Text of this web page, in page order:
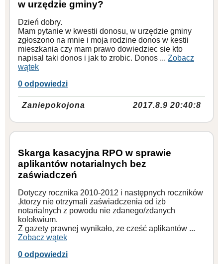
w urzędzie gminy?
Dzień dobry.
Mam pytanie w kwestii donosu, w urzędzie gminy
zgłoszono na mnie i moja rodzine donos w kestii
mieszkania czy mam prawo dowiedziec sie kto
napisal taki donos i jak to zrobic. Donos ... Zobacz
wątek
0 odpowiedzi
Zaniepokojona 2017.8.9 20:40:8
Skarga kasacyjna RPO w sprawie
aplikantów notarialnych bez
zaświadczeń
Dotyczy rocznika 2010-2012 i następnych roczników
,ktorzy nie otrzymali zaświadczenia od izb
notarialnych z powodu nie zdanego/zdanych
kolokwium.
Z gazety prawnej wynikało, ze cześć aplikantów ...
Zobacz wątek
0 odpowiedzi